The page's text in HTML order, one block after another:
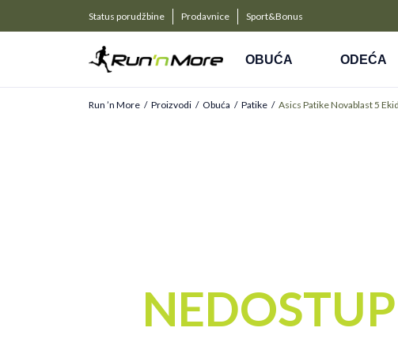
Status porudžbine Prodavnice Sport&Bonus
PLAĆANJE NA RATE
Kreditnim karticama BANCA INTESA platite na 9 rata
OBUĆA ODEĆA
Run ’n More Proizvodi Obuća Patike Asics Patike Novablast 5